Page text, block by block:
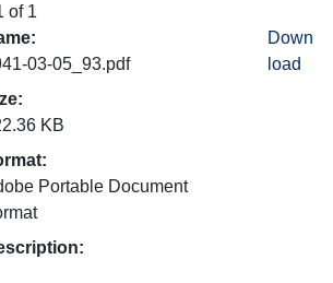
of 1
03-05_93.pdf
KB
Portable Document
Down
load